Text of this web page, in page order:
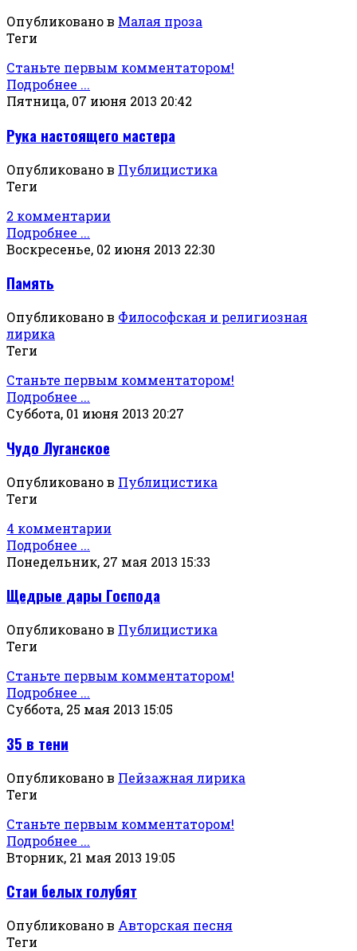
Опубликовано в Малая проза
Теги
Станьте первым комментатором!
Подробнее ...
Пятница, 07 июня 2013 20:42
Рука настоящего мастера
Опубликовано в Публицистика
Теги
2 комментарии
Подробнее ...
Воскресенье, 02 июня 2013 22:30
Память
Опубликовано в Философская и религиозная
лирика
Теги
Станьте первым комментатором!
Подробнее ...
Суббота, 01 июня 2013 20:27
Чудо Луганское
Опубликовано в Публицистика
Теги
4 комментарии
Подробнее ...
Понедельник, 27 мая 2013 15:33
Щедрые дары Господа
Опубликовано в Публицистика
Теги
Станьте первым комментатором!
Подробнее ...
Суббота, 25 мая 2013 15:05
35 в тени
Опубликовано в Пейзажная лирика
Теги
Станьте первым комментатором!
Подробнее ...
Вторник, 21 мая 2013 19:05
Стаи белых голубят
Опубликовано в Авторская песня
Теги